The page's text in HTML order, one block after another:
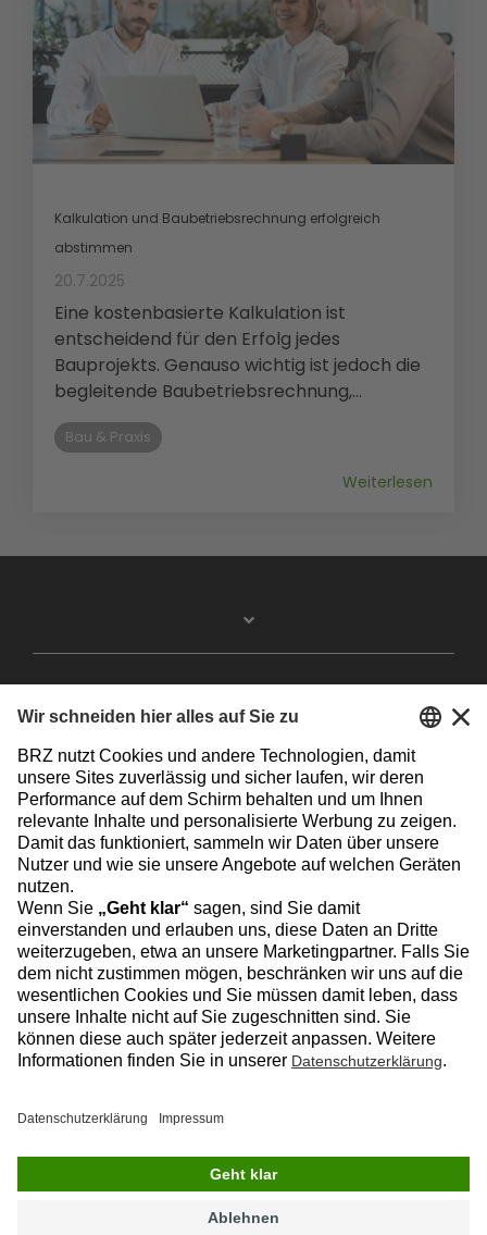
Kalkulation und Baubetriebsrechnung erfolgreich
abstimmen
20.7.2025
Eine kostenbasierte Kalkulation ist
entscheidend für den Erfolg jedes
Bauprojekts. Genauso wichtig ist jedoch die
begleitende Baubetriebsrechnung,...
Bau & Praxis
Weiterlesen
Datenschutz Impressum Kontakt
© 2026 BRZ Deutschland GmbH
FacebookInstagramLinkedinYouTube